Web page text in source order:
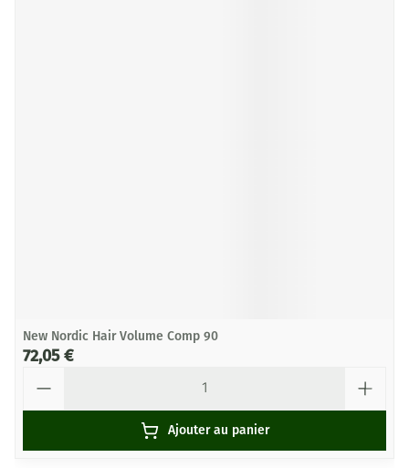
New Nordic Hair Volume Comp 90
72,05 €
Ajouter au panier